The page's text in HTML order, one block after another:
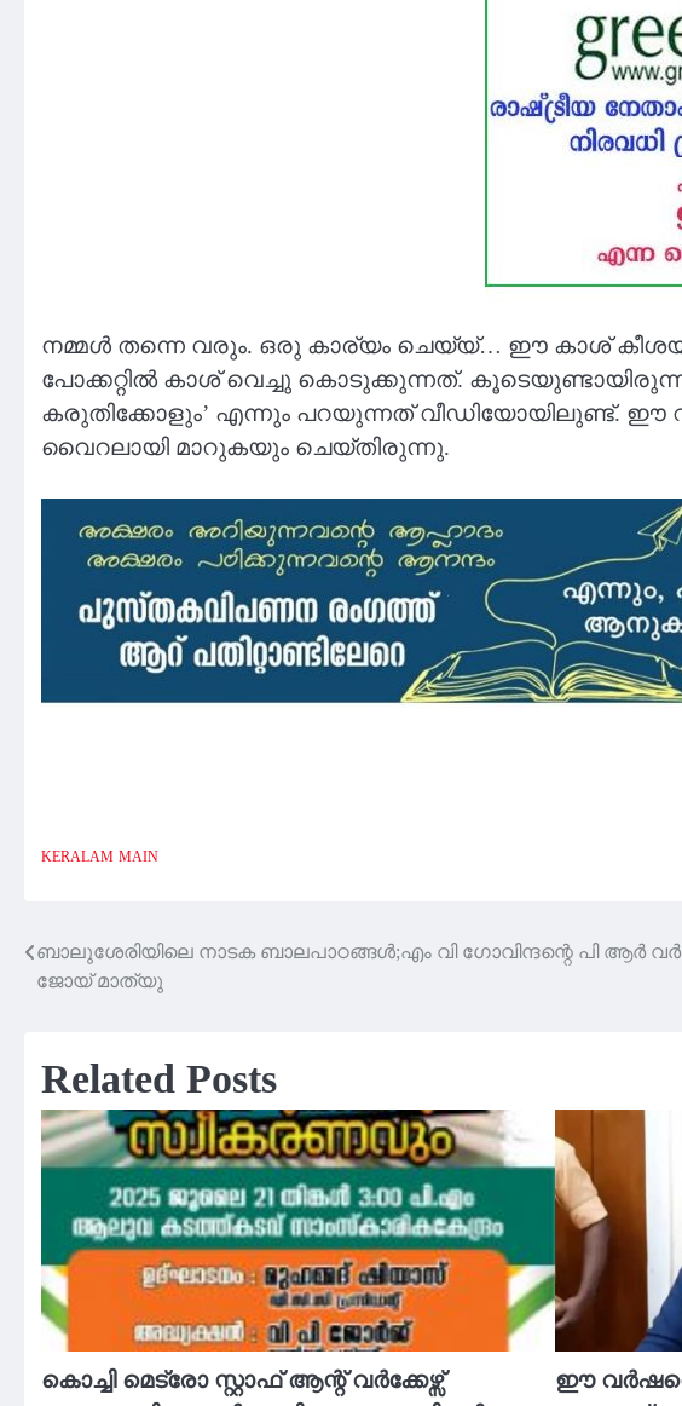
നമ്മള്‍ തന്നെ വരും. ഒരു കാര്യം ചെയ്യ്… ഈ കാശ്
പോക്കറ്റില്‍ കാശ് വെച്ചു കൊടുക്കുന്നത്.
കരുതിക്കോളും’ എന്നും പറയുന്നത് വീഡിയോയിലുണ്ട്. ഈ
വൈറലായി മാറുകയും ചെയ്തിരുന്നു.
KERALAM MAIN
Post
ബാലുശേരിയിലെ നാടക ബാലപാഠങ്ങൾ;എം വി ഗോവിന്ദന്റെ പി ആർ
ജോയ് മാത്യു
Related Posts
കൊച്ചി മെട്രോ സ്റ്റാഫ് ആന്റ് വർക്കേഴ്സ്
ഈ